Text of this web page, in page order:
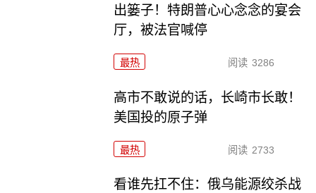
出篓子！特朗普心心念念的宴会
厅，被法官喊停
最热 阅读 3286
高市不敢说的话，长崎市长敢！
美国投的原子弹
最热 阅读 2733
看谁先扛不住：俄乌能源绞杀战